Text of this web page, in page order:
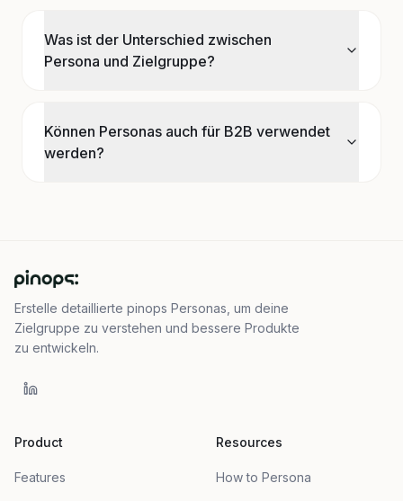
Was ist der Unterschied zwischen
Persona und Zielgruppe?
Können Personas auch für B2B verwendet
werden?
Erstelle detaillierte pinops Personas, um deine
Zielgruppe zu verstehen und bessere Produkte
zu entwickeln.
Product
Features
Resources
How to Persona